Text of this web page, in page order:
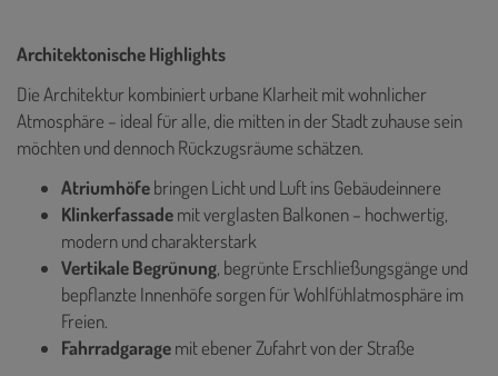
Architektonische Highlights
Die Architektur kombiniert urbane Klarheit mit wohnlicher
Atmosphäre – ideal für alle, die mitten in der Stadt zuhause sein
möchten und dennoch Rückzugsräume schätzen.
Atriumhöfebringen Licht und Luft ins Gebäudeinnere
Klinkerfassademit verglasten Balkonen – hochwertig,
modern und charakterstark
Vertikale Begrünung, begrünte Erschließungsgänge und
bepflanzte Innenhöfe sorgen für Wohlfühlatmosphäre im
Freien.
Fahrradgaragemit ebener Zufahrt von der Straße